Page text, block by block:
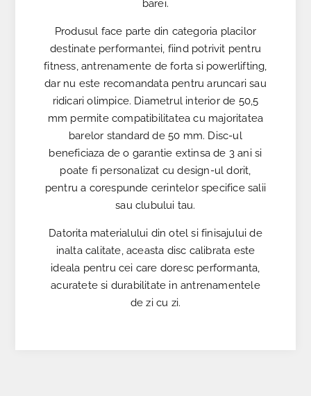
barei.
Produsul face parte din categoria placilor
destinate performantei, fiind potrivit pentru
fitness, antrenamente de forta si powerlifting,
dar nu este recomandata pentru aruncari sau
ridicari olimpice. Diametrul interior de 50,5
mm permite compatibilitatea cu majoritatea
barelor standard de 50 mm. Disc-ul
beneficiaza de o garantie extinsa de 3 ani si
poate fi personalizat cu design-ul dorit,
pentru a corespunde cerintelor specifice salii
sau clubului tau.
Datorita materialului din otel si finisajului de
inalta calitate, aceasta disc calibrata este
ideala pentru cei care doresc performanta,
acuratete si durabilitate in antrenamentele
de zi cu zi.